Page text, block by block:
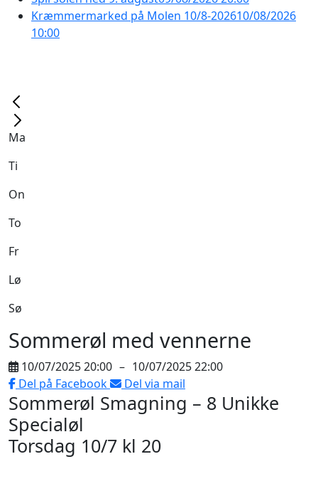
Kræmmermarked på Molen 10/8-202610/08/2026
10:00
Ma
Ti
On
To
Fr
Lø
Sø
Sommerøl med vennerne
10/07/2025 20:00 – 10/07/2025 22:00
Del på Facebook
Del via mail
Sommerøl Smagning – 8 Unikke
Specialøl
Torsdag 10/7 kl 20